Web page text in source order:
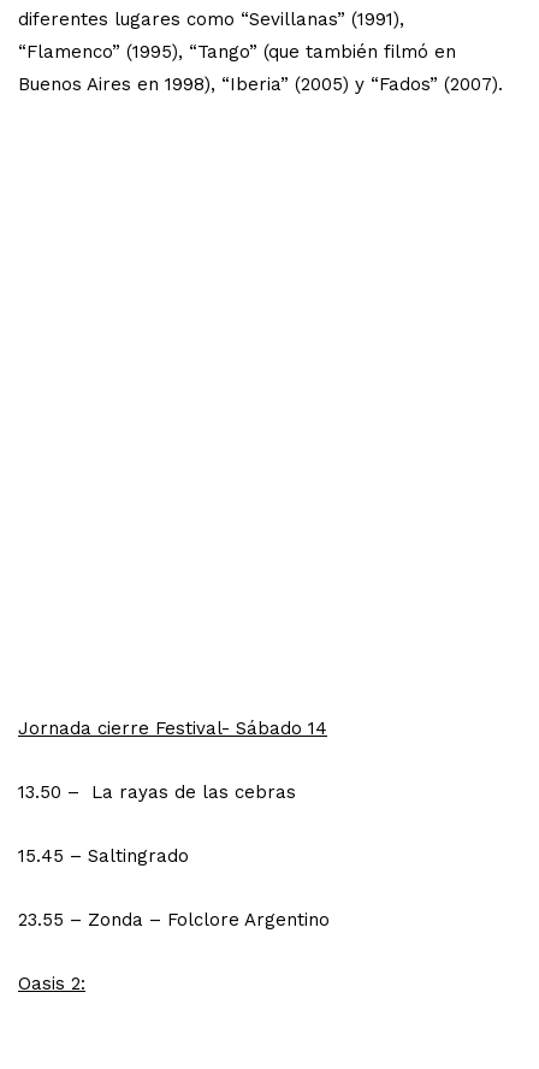
diferentes lugares como “Sevillanas” (1991),
“Flamenco” (1995), “Tango” (que también filmó en
Buenos Aires en 1998), “Iberia” (2005) y “Fados” (2007).
Jornada cierre Festival- Sábado 14
13.50 – La rayas de las cebras
15.45 – Saltingrado
23.55 – Zonda – Folclore Argentino
Oasis 2: